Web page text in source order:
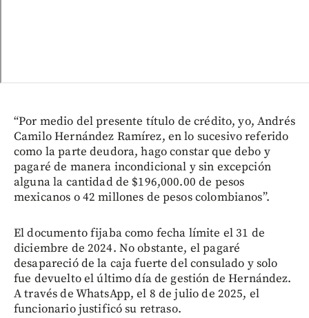
“Por medio del presente título de crédito, yo, Andrés
Camilo Hernández Ramírez, en lo sucesivo referido
como la parte deudora, hago constar que debo y
pagaré de manera incondicional y sin excepción
alguna la cantidad de $196,000.00 de pesos
mexicanos o 42 millones de pesos colombianos”.
El documento fijaba como fecha límite el 31 de
diciembre de 2024. No obstante, el pagaré
desapareció de la caja fuerte del consulado y solo
fue devuelto el último día de gestión de Hernández.
A través de WhatsApp, el 8 de julio de 2025, el
funcionario justificó su retraso.